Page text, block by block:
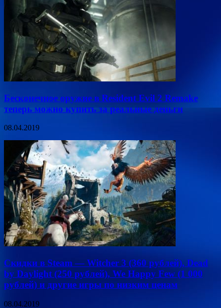
Бесконечное оружие в Resident Evil 2 Remake
теперь можно купить за реальные деньги
08.04.2019
Скидки в Steam — Witcher 3 (360 рублей), Dead
by Daylight (250 рублей), We Happy Few (1 000
рублей) и другие игры по низким ценам
08.04.2019